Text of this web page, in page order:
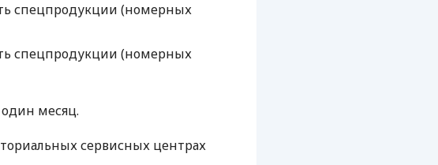
спецпродукции (номерных
спецпродукции (номерных
один месяц.
сервисных центрах